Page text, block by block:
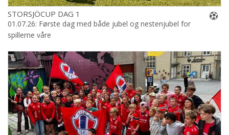
STORSJÖCUP DAG 1
01.07.26: Første dag med både jubel og nestenjubel for
spillerne våre